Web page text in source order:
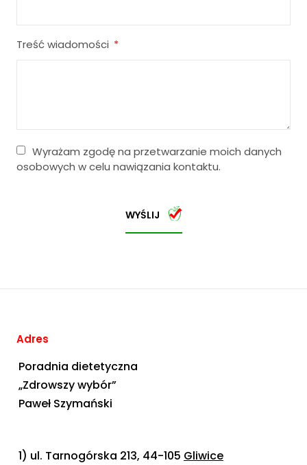
Treść wiadomości
Wyrażam zgodę na przetwarzanie moich danych
osobowych w celu nawiązania kontaktu.
WYŚLIJ
Adres
Poradnia dietetyczna
„Zdrowszy wybór”
Paweł Szymański
1) ul. Tarnogórska 213, 44-105 Gliwice